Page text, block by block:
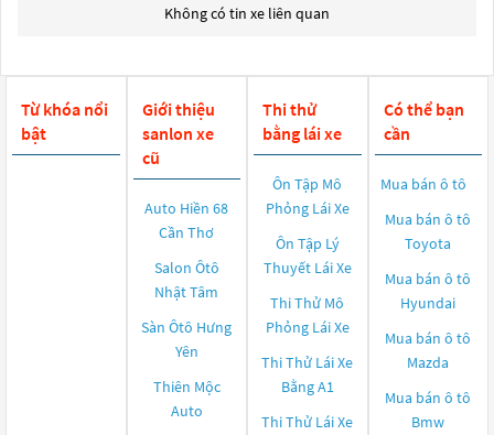
Không có tin xe liên quan
Từ khóa nổi
bật
Giới thiệu
sanlon xe
cũ
Auto Hiền 68
Cần Thơ
Salon Ôtô
Nhật Tâm
Sàn Ôtô Hưng
Yên
Thiên Mộc
Auto
Thi thử
bằng lái xe
Ôn Tập Mô
Phỏng Lái Xe
Ôn Tập Lý
Thuyết Lái Xe
Thi Thử Mô
Phỏng Lái Xe
Thi Thử Lái Xe
Bằng A1
Thi Thử Lái Xe
Có thể bạn
cần
Mua bán ô tô
Mua bán ô tô
Toyota
Mua bán ô tô
Hyundai
Mua bán ô tô
Mazda
Mua bán ô tô
Bmw